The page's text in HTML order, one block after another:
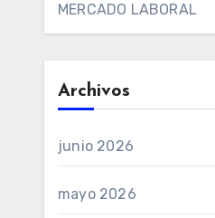
MERCADO LABORAL
Archivos
junio 2026
mayo 2026